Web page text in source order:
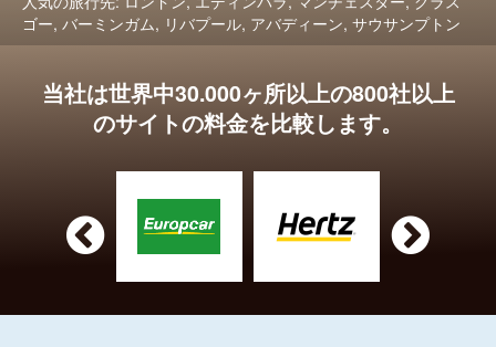
ゴー, バーミンガム, リバプール, アバディーン, サウサンプトン
当社は世界中30.000ヶ所以上の800社以上
のサイトの料金を比較します。
 